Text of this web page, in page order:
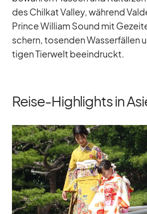
des Chil­kat Val­ley, wäh­rend
Prince Wil­liam Sound mit
schern, to­sen­den Was­ser­fäl­len
ti­gen Tier­welt be­ein­druckt.
Reise-Highlights in